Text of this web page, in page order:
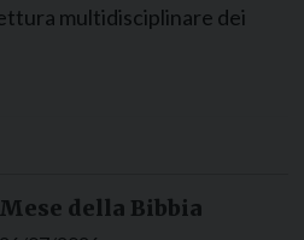
multidisciplinare dei
Mese della Bibbia